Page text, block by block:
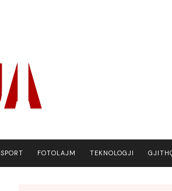
SPORT FOTOLAJM TEKNOLOGJI